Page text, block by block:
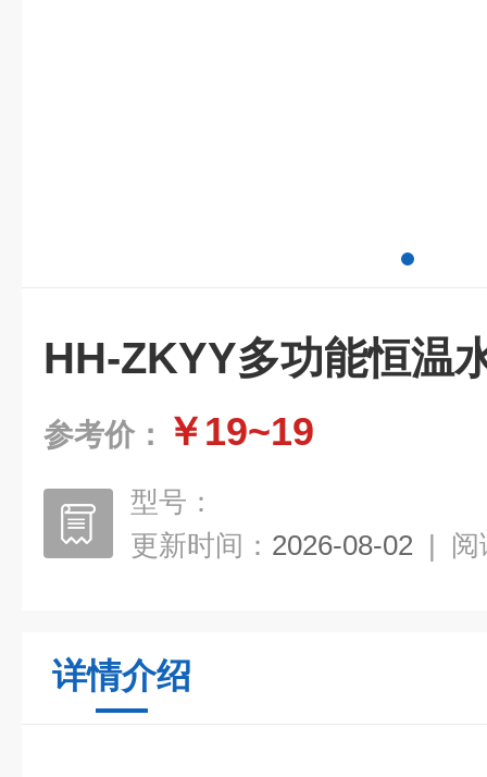
HH-ZKYY多功能恒温
参考价： ￥19~19
型号：
更新时间： 2026-08-02 | 阅
详情介绍